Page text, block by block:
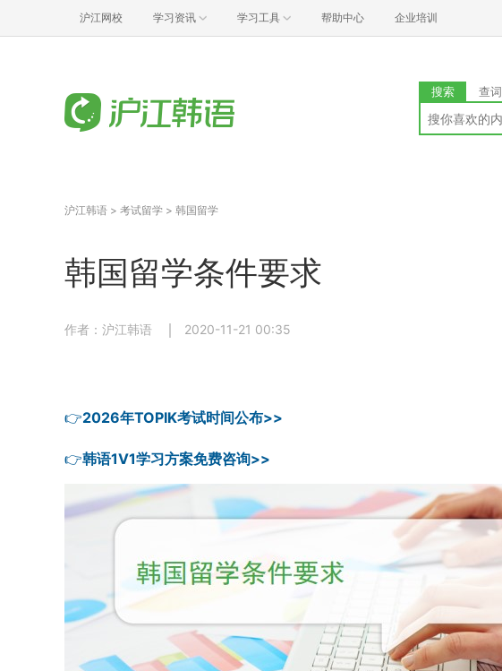
沪江网校 学习资讯 学习工具 帮助中心 企业培训
搜索 查词
沪江韩语 > 考试留学 > 韩国留学
韩国留学条件要求
作者：沪江韩语 2020-11-21 00:35
👉2026年TOPIK考试时间公布>>
👉韩语1V1学习方案免费咨询>>